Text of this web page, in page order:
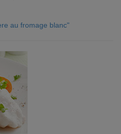
au fromage blanc"